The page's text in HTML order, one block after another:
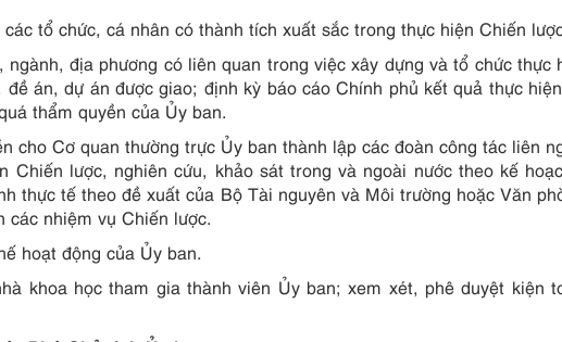
tổ chức, cá nhân có thành tích xuất sắc trong thực hiện Chiến
địa phương có liên quan trong việc xây dựng và tổ chức thực
án, dự án được giao; định kỳ báo cáo Chính phủ kết quả thực
thẩm quyền của Ủy ban.
cho Cơ quan thường trực Ủy ban thành lập các đoàn công tác liên
Chiến lược, nghiên cứu, khảo sát trong và ngoài nước theo kế
thực tế theo đề xuất của Bộ Tài nguyên và Môi trường hoặc Văn
các nhiệm vụ Chiến lược.
hoạt động của Ủy ban.
khoa học tham gia thành viên Ủy ban; xem xét, phê duyệt kiện